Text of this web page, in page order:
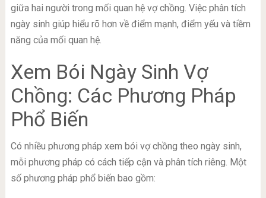
giữa hai người trong mối quan hệ vợ chồng. Việc phân tích
ngày sinh giúp hiểu rõ hơn về điểm mạnh, điểm yếu và tiềm
năng của mối quan hệ.
Xem Bói Ngày Sinh Vợ
Chồng: Các Phương Pháp
Phổ Biến
Có nhiều phương pháp xem bói vợ chồng theo ngày sinh,
mỗi phương pháp có cách tiếp cận và phân tích riêng. Một
số phương pháp phổ biến bao gồm: